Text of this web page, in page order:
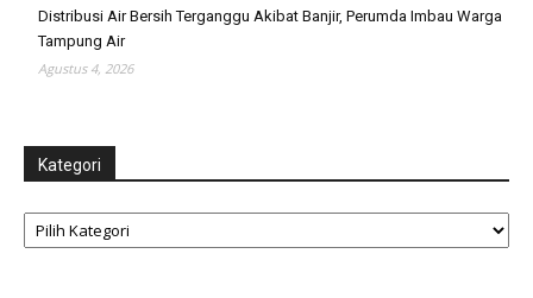
Distribusi Air Bersih Terganggu Akibat Banjir, Perumda Imbau Warga
Tampung Air
Agustus 4, 2026
Kategori
Kategori